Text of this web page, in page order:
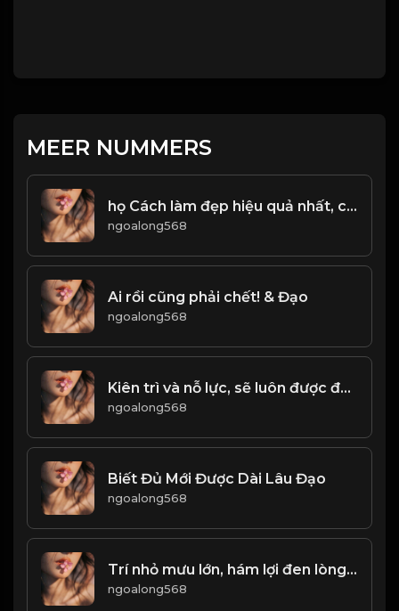
MEER NUMMERS
họ Cách làm đẹp hiệu quả nhất, chính là Bảo Dũng! Đạo (1)
ngoalong568
Ai rồi cũng phải chết! & Đạo
ngoalong568
Kiên trì và nỗ lực, sẽ luôn được đền đáp! & Đạo
ngoalong568
Biết Đủ Mới Được Dài Lâu Đạo
ngoalong568
Trí nhỏ mưu lớn, hám lợi đen lòng! & Đạo
ngoalong568